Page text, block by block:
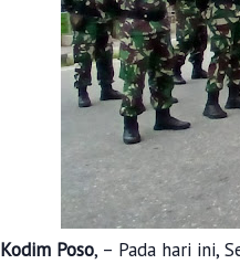
Kodim Poso, – Pada hari ini,